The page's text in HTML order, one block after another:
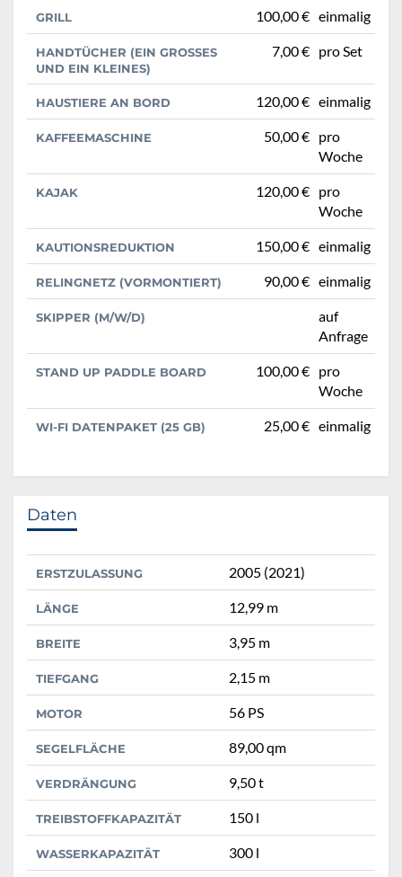
GRILL 100,00 € einmalig
HANDTÜCHER (EIN GROSSES U
ND EIN KLEINES)
7,00 € pro Set
HAUSTIERE AN BORD 120,00 € einmalig
KAFFEEMASCHINE 50,00 € pro
Woche
KAJAK 120,00 € pro
Woche
KAUTIONSREDUKTION 150,00 € einmalig
RELINGNETZ (VORMONTIERT) 90,00 € einmalig
SKIPPER (M/W/D)
auf
Anfrage
STAND UP PADDLE BOARD 100,00 € pro
Woche
WI-FI DATENPAKET (25 GB) 25,00 € einmalig
Daten
ERSTZULASSUNG 2005 (2021)
LÄNGE 12,99 m
BREITE 3,95 m
TIEFGANG 2,15 m
MOTOR 56 PS
SEGELFLÄCHE 89,00 qm
VERDRÄNGUNG 9,50 t
TREIBSTOFFKAPAZITÄT 150 l
WASSERKAPAZITÄT 300 l